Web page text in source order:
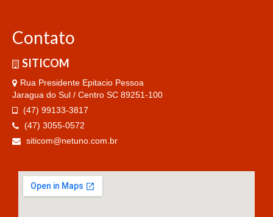
Contato
SITICOM
Rua Presidente Epitacio Pessoa
Jaragua do Sul / Centro SC 89251-100
(47) 99133-3817
(47) 3055-0572
siticom@netuno.com.br